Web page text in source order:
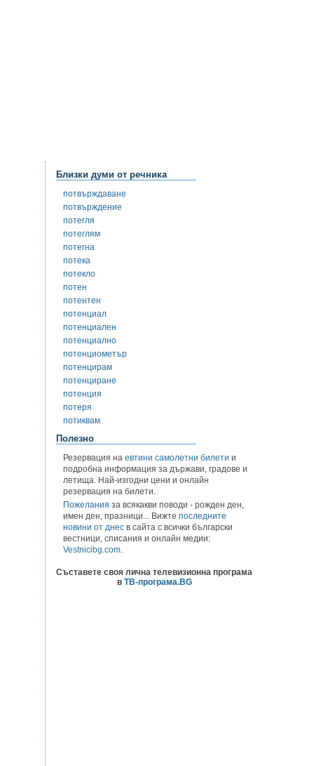
Близки думи от речника
потвърждаване
потвърждение
потегля
потеглям
потегна
потека
потекло
потен
потентен
потенциал
потенциален
потенциално
потенциометър
потенцирам
потенциране
потенция
потеря
потиквам
Полезно
Резервация на евтини самолетни билети и
подробна информация за държави, градове и
летища. Най-изгодни цени и онлайн
резервация на билети.
Пожелания за всякакви поводи - рожден ден,
имен ден, празници... Вижте последните
новини от днес в сайта с всички български
вестници, списания и онлайн медии:
Vestnicibg.com.
Съставете своя лична телевизионна програма
в ТВ-програма.BG